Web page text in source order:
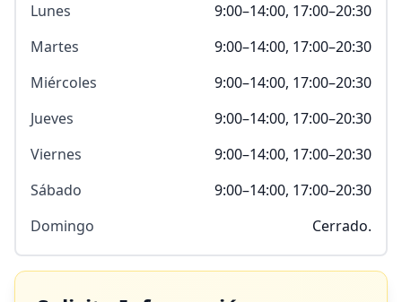
Lunes
9:00–14:00, 17:00–20:30
Martes
9:00–14:00, 17:00–20:30
Miércoles
9:00–14:00, 17:00–20:30
Jueves
9:00–14:00, 17:00–20:30
Viernes
9:00–14:00, 17:00–20:30
Sábado
9:00–14:00, 17:00–20:30
Domingo
Cerrado.